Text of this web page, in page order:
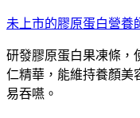
跳
主
要
內
未上市的膠原蛋白營養
研發膠原蛋白果凍條，
仁精華，能維持養顏美
易吞嚥。